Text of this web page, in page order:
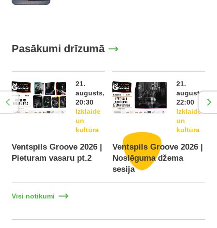
Pasākumi drīzumā
21.
augusts,
20:30
Izklaide
un
kultūra
Ventspils Groove 2026 |
Pieturam vasaru pt.2
21.
augusts,
22:00
Izklaide
un
kultūra
Ventspils Groove 2026 |
Noslēguma džema
sesija
Visi notikumi